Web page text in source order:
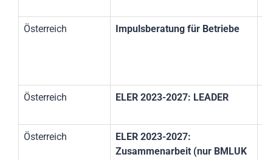
Österreich Impulsberatung für Betriebe
Österreich ELER 2023-2027: LEADER
Österreich
ELER 2023-2027:
Zusammenarbeit (nur BMLUK